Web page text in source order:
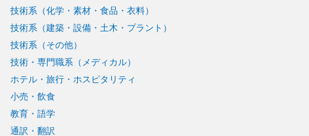
技術系（化学・素材・食品・衣料）
技術系（建築・設備・土木・プラント）
技術系（その他）
技術・専門職系（メディカル）
ホテル・旅行・ホスピタリティ
小売・飲食
教育・語学
通訳・翻訳